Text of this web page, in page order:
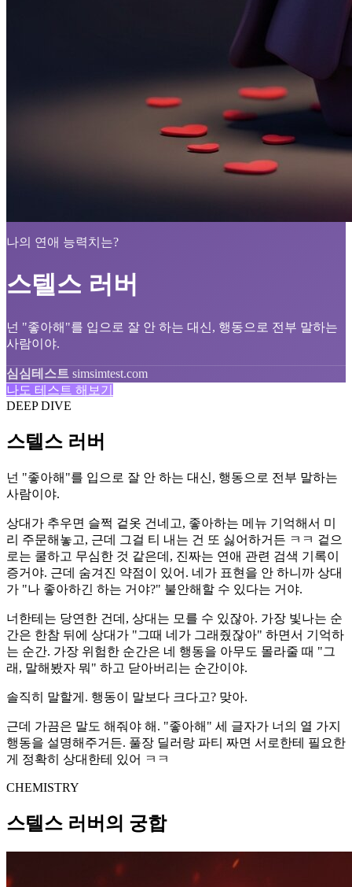
나의 연애 능력치는?
스텔스 러버
넌 "좋아해"를 입으로 잘 안 하는 대신, 행동으로 전부 말하는
사람이야.
심심테스트 simsimtest.com
나도 테스트 해보기
DEEP DIVE
스텔스 러버
넌 "좋아해"를 입으로 잘 안 하는 대신, 행동으로 전부 말하는
사람이야.
상대가 추우면 슬쩍 겉옷 건네고, 좋아하는 메뉴 기억해서 미
리 주문해놓고, 근데 그걸 티 내는 건 또 싫어하거든 ㅋㅋ 겉으
로는 쿨하고 무심한 것 같은데, 진짜는 연애 관련 검색 기록이
증거야. 근데 숨겨진 약점이 있어. 네가 표현을 안 하니까 상대
가 "나 좋아하긴 하는 거야?" 불안해할 수 있다는 거야.
너한테는 당연한 건데, 상대는 모를 수 있잖아. 가장 빛나는 순
간은 한참 뒤에 상대가 "그때 네가 그래줬잖아" 하면서 기억하
는 순간. 가장 위험한 순간은 네 행동을 아무도 몰라줄 때 "그
래, 말해봤자 뭐" 하고 닫아버리는 순간이야.
솔직히 말할게. 행동이 말보다 크다고? 맞아.
근데 가끔은 말도 해줘야 해. "좋아해" 세 글자가 너의 열 가지
행동을 설명해주거든. 풀장 딜러랑 파티 짜면 서로한테 필요한
게 정확히 상대한테 있어 ㅋㅋ
CHEMISTRY
스텔스 러버의 궁합